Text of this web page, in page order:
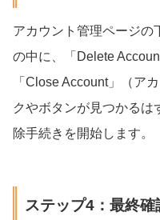
アカウント管理ページの
の中に、「Delete
「Close Account」（ア
クやボタンが見つかるは
除手続きを開始します。
ステップ4：最終